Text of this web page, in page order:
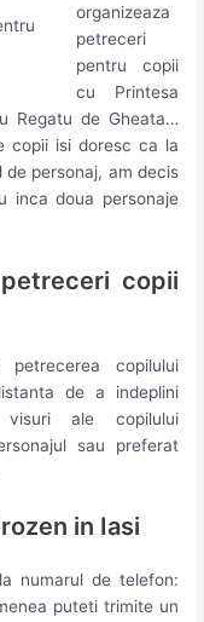
organizeaza
petreceri
pentru copii
cu Printesa
Regatu de Gheata…
copii isi doresc ca la
personaj, am decis
inca doua personaje
copii
copilului
de a indeplini
ale copilului
sau preferat
in Iasi
numarul de telefon:
puteti trimite un